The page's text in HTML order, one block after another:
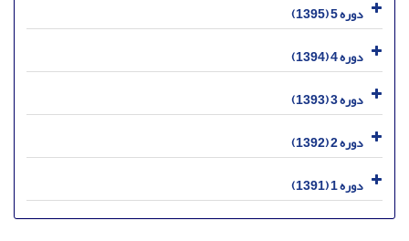
دوره 5 (1395)
دوره 4 (1394)
دوره 3 (1393)
دوره 2 (1392)
دوره 1 (1391)